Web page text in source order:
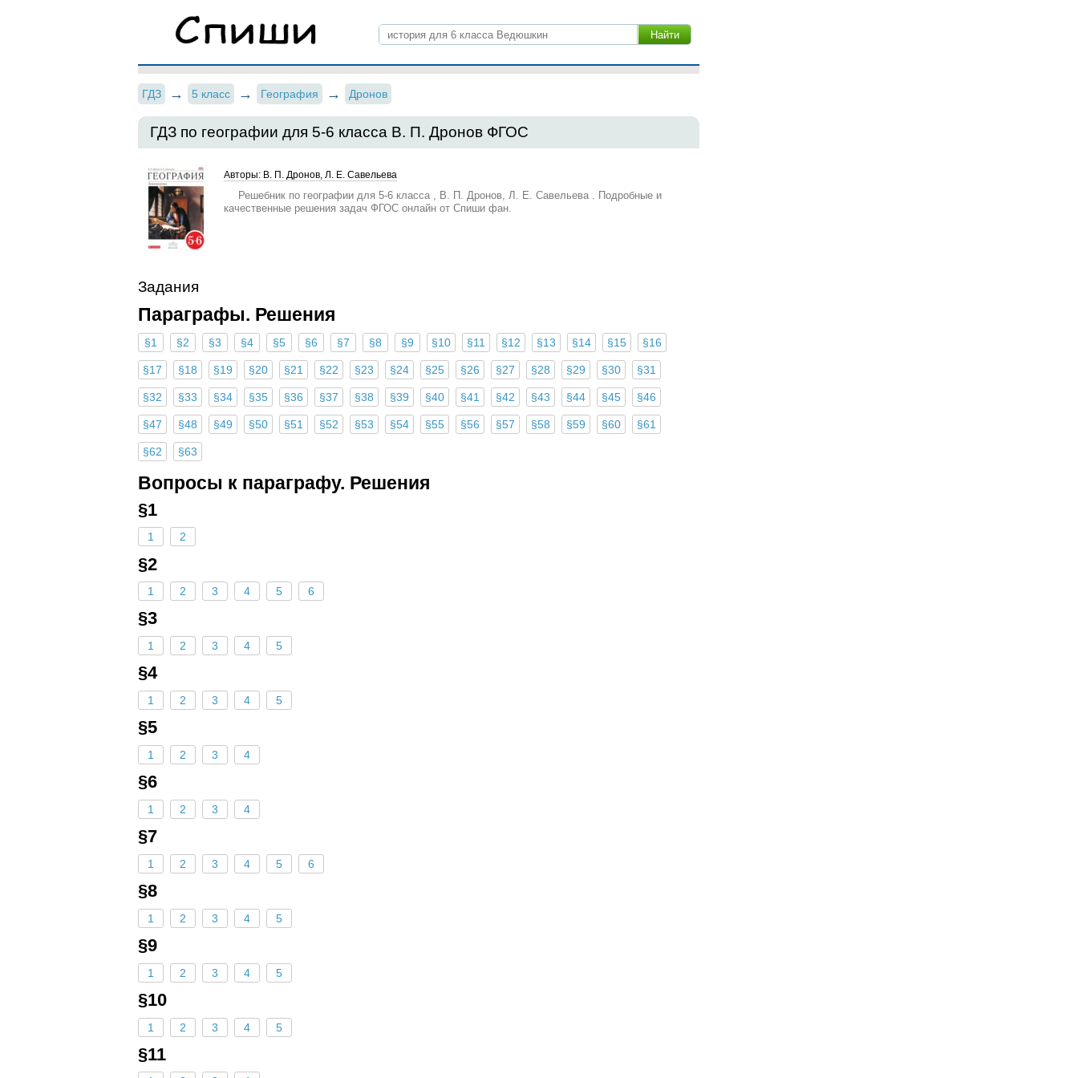
ГДЗ 5 класс География Дронов
ГДЗ по географии для 5‐6 класса В. П. Дронов ФГОС
Авторы: В. П. Дронов, Л. Е. Савельева
Решебник по географии для 5‐6 класса , В. П. Дронов, Л. Е. Савельева . Подробные и
качественные решения задач ФГОС онлайн от Спиши фан.
Задания
Параграфы. Решения
§1 §2 §3 §4 §5 §6 §7 §8 §9 §10 §11 §12 §13 §14 §15 §16
§17 §18 §19 §20 §21 §22 §23 §24 §25 §26 §27 §28 §29 §30 §31
§32 §33 §34 §35 §36 §37 §38 §39 §40 §41 §42 §43 §44 §45 §46
§47 §48 §49 §50 §51 §52 §53 §54 §55 §56 §57 §58 §59 §60 §61
§62 §63
Вопросы к параграфу. Решения
§1
1 2
§2
1 2 3 4 5 6
§3
1 2 3 4 5
§4
1 2 3 4 5
§5
1 2 3 4
§6
1 2 3 4
§7
1 2 3 4 5 6
§8
1 2 3 4 5
§9
1 2 3 4 5
§10
1 2 3 4 5
§11